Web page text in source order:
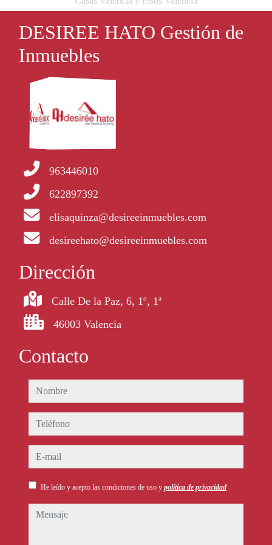
DESIREE HATO Gestión de
Inmuebles
963446010
622897392
elisaquinza@desireeinmuebles.com
desireehato@desireeinmuebles.com
Dirección
Calle De la Paz, 6, 1º, 1ª
46003 Valencia
Contacto
nombre
teléfono
e-mail
He leído y acepto las condiciones de uso y política de privacidad
mensaje